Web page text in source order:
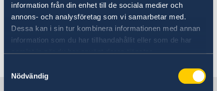
information från din enhet till de sociala medier och
annons- och analysföretag som vi samarbetar med.
Dessa kan i sin tur kombinera informationen med annan
information som du har tillhandahållit eller som de har
samlat in när du har använt deras tjänster.
Nödvändig
Migration Section at the Embassy of Sweden in
Skopje.
Last updated 29 Jul 2019, 3.38 PM